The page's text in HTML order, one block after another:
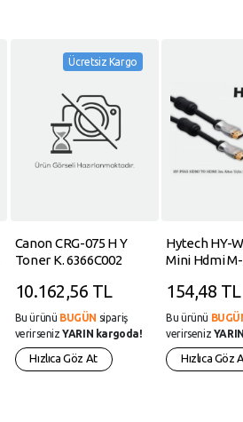
Ücretsiz Kargo
Canon CRG-075 H Y
Toner K. 6366C002
10.162,56 TL
Bu ürünü BUGÜN sipariş
verirsenizYARIN kargoda!
Hızlıca Göz At
Hytech HY-
Mini Hdmi M-
Kablo
154,48 TL
Bu ürünü
verirseniz
Hızlıca Göz